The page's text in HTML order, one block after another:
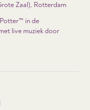
Zaal), Rotterdam
in de
live muziek door